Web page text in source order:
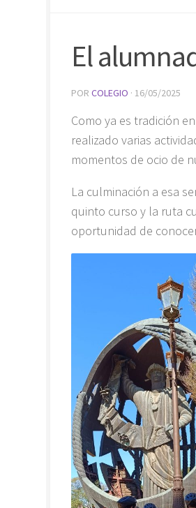
El
POR COLEGIO · 16/05/2025
Como ya es tradición
realizado varias
momentos de ocio de
La culminación a esa
quinto curso y la ruta
oportunidad de